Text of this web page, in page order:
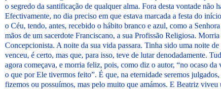
o segredo da santificação de qualquer alma. Fora desta vontade não
Efectivamente, no dia preciso em que estava marcada a festa do
o Céu, tendo, antes, recebido o hábito branco e azul, como a
mãos de um sacerdote Franciscano, a sua Profissão Religiosa.
Concepcionista. A noite da sua vida passara. Tinha sido uma noite
venceu, é certo, mas que, para isso, teve de lutar denodadamente.
agora começava, e morria feliz, pois, como diz o autor, “no ocaso da
o que por Ele tivermos feito”. É que, na eternidade seremos
fizemos ou possuímos, mas pelo muito que amámos. E Beatriz viveu